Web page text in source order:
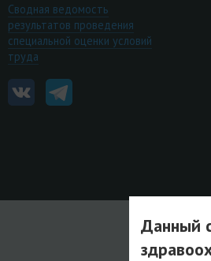
Сводная ведомость
результатов проведения
специальной оценки условий
труда
Данный